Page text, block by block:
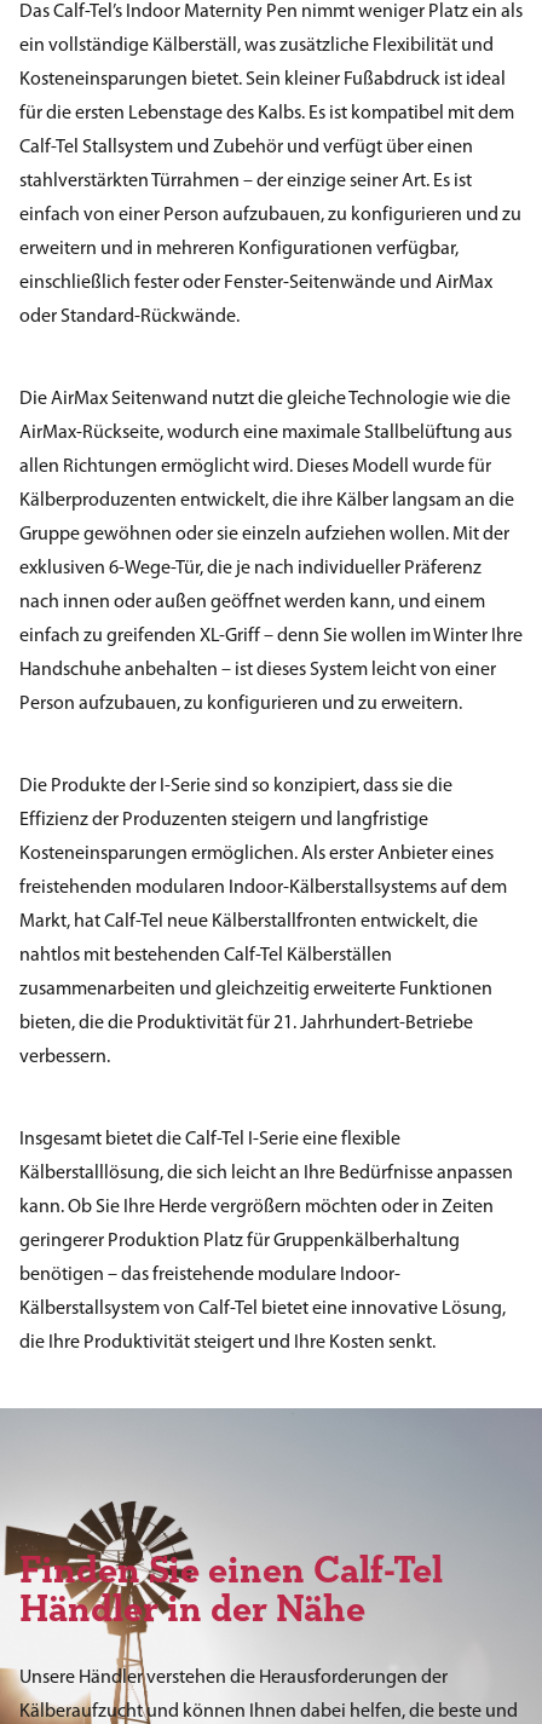
Das Calf-Tel’s Indoor Maternity Pen nimmt weniger Platz ein als
ein vollständige Kälberställ, was zusätzliche Flexibilität und
Kosteneinsparungen bietet. Sein kleiner Fußabdruck ist ideal
für die ersten Lebenstage des Kalbs. Es ist kompatibel mit dem
Calf-Tel Stallsystem und Zubehör und verfügt über einen
stahlverstärkten Türrahmen – der einzige seiner Art. Es ist
einfach von einer Person aufzubauen, zu konfigurieren und zu
erweitern und in mehreren Konfigurationen verfügbar,
einschließlich fester oder Fenster-Seitenwände und AirMax
oder Standard-Rückwände.
Die AirMax Seitenwand nutzt die gleiche Technologie wie die
AirMax-Rückseite, wodurch eine maximale Stallbelüftung aus
allen Richtungen ermöglicht wird. Dieses Modell wurde für
Kälberproduzenten entwickelt, die ihre Kälber langsam an die
Gruppe gewöhnen oder sie einzeln aufziehen wollen. Mit der
exklusiven 6-Wege-Tür, die je nach individueller Präferenz
nach innen oder außen geöffnet werden kann, und einem
einfach zu greifenden XL-Griff – denn Sie wollen im Winter Ihre
Handschuhe anbehalten – ist dieses System leicht von einer
Person aufzubauen, zu konfigurieren und zu erweitern.
Die Produkte der I-Serie sind so konzipiert, dass sie die
Effizienz der Produzenten steigern und langfristige
Kosteneinsparungen ermöglichen. Als erster Anbieter eines
freistehenden modularen Indoor-Kälberstallsystems auf dem
Markt, hat Calf-Tel neue Kälberstallfronten entwickelt, die
nahtlos mit bestehenden Calf-Tel Kälberställen
zusammenarbeiten und gleichzeitig erweiterte Funktionen
bieten, die die Produktivität für 21. Jahrhundert-Betriebe
verbessern.
Insgesamt bietet die Calf-Tel I-Serie eine flexible
Kälberstalllösung, die sich leicht an Ihre Bedürfnisse anpassen
kann. Ob Sie Ihre Herde vergrößern möchten oder in Zeiten
geringerer Produktion Platz für Gruppenkälberhaltung
benötigen – das freistehende modulare Indoor-
Kälberstallsystem von Calf-Tel bietet eine innovative Lösung,
die Ihre Produktivität steigert und Ihre Kosten senkt.
Finden Sie einen Calf-Tel
Händler in der Nähe
Unsere Händler verstehen die Herausforderungen der
Kälberaufzucht und können Ihnen dabei helfen, die beste und